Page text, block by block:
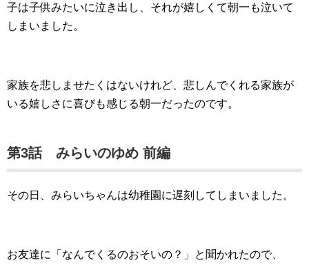
子は子供みたいに泣き出し、それが嬉しくて朝一も泣いて
しまいました。
家族を悲しませたくはないけれど、悲しんでくれる家族が
いる嬉しさに喜びも感じる朝一だったのです。
第3話 みらいのゆめ 前編
その日、みらいちゃんは幼稚園に遅刻してしまいました。
お友達に「なんでくるのおそいの？」と聞かれたので、